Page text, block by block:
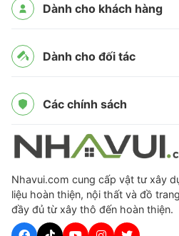
Dành cho khách hàng
Dành cho đối tác
Các chính sách
Nhavui.com cung cấp vật tư xây
liệu hoàn thiện, nội thất và đồ
đầy đủ từ xây thô đến hoàn thiện.